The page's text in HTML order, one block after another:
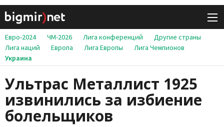
Евро-2024 ЧМ-2026 Лига конференций
Другие страны
Лига наций
Европа Лига Европы
Лига Чемпионов
Украина
Ультрас Металлист 1925
извинились за избиение
болельщиков